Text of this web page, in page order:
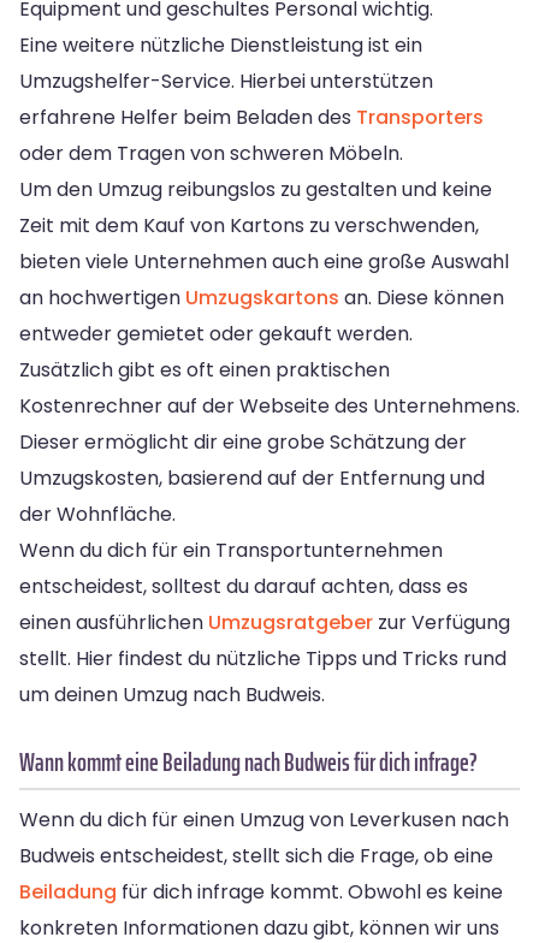
Equipment und geschultes Personal wichtig.
Eine weitere nützliche Dienstleistung ist ein
Umzugshelfer-Service. Hierbei unterstützen
erfahrene Helfer beim Beladen des Transporters
oder dem Tragen von schweren Möbeln.
Um den Umzug reibungslos zu gestalten und keine
Zeit mit dem Kauf von Kartons zu verschwenden,
bieten viele Unternehmen auch eine große Auswahl
an hochwertigen Umzugskartons an. Diese können
entweder gemietet oder gekauft werden.
Zusätzlich gibt es oft einen praktischen
Kostenrechner auf der Webseite des Unternehmens.
Dieser ermöglicht dir eine grobe Schätzung der
Umzugskosten, basierend auf der Entfernung und
der Wohnfläche.
Wenn du dich für ein Transportunternehmen
entscheidest, solltest du darauf achten, dass es
einen ausführlichen Umzugsratgeber zur Verfügung
stellt. Hier findest du nützliche Tipps und Tricks rund
um deinen Umzug nach Budweis.
Wann kommt eine Beiladung nach Budweis für dich infrage?
Wenn du dich für einen Umzug von Leverkusen nach
Budweis entscheidest, stellt sich die Frage, ob eine
Beiladung für dich infrage kommt. Obwohl es keine
konkreten Informationen dazu gibt, können wir uns